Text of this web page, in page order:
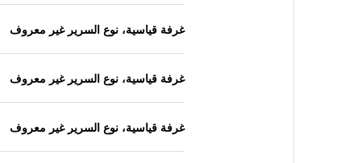
غرفة قياسية، نوع السرير غير معروف
غرفة قياسية، نوع السرير غير معروف
غرفة قياسية، نوع السرير غير معروف